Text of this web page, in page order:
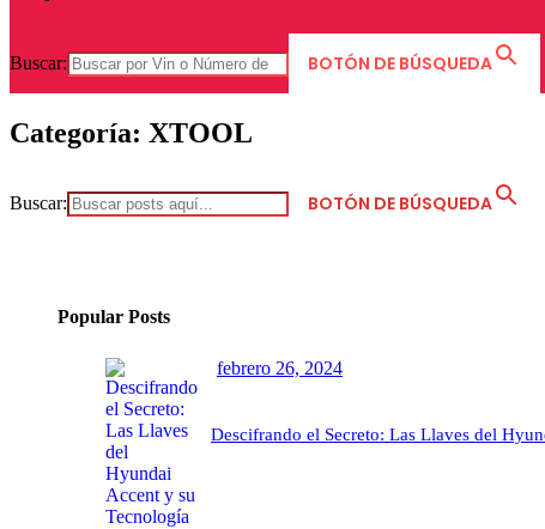
Buscar: BOTÓN DE BÚSQUEDA
Categoría: XTOOL
Buscar: BOTÓN DE BÚSQUEDA
Popular Posts
febrero 26, 2024
Descifrando el Secreto: Las Llaves del